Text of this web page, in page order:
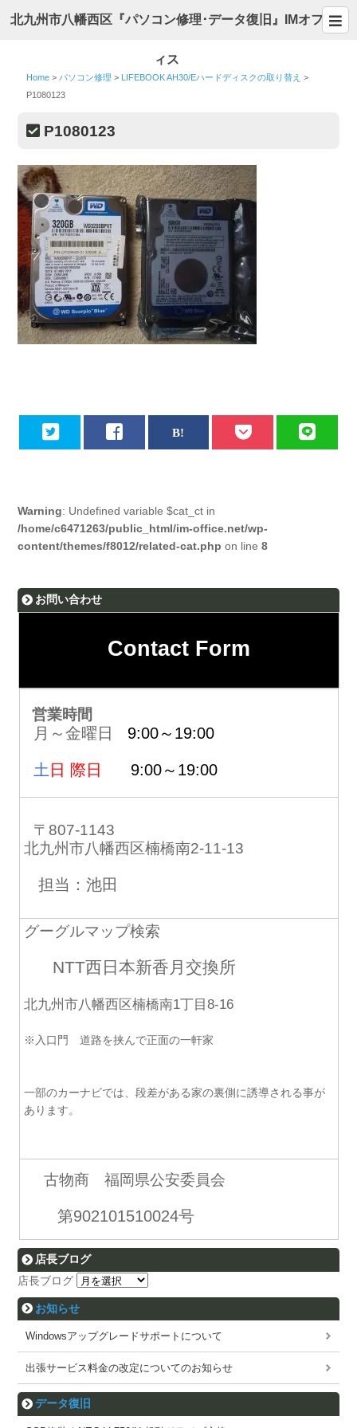
北九州市八幡西区『パソコン修理･データ復旧』IMオフ
ィス
Home > パソコン修理 > LIFEBOOK AH30/Eハードディスクの取り替え >
P1080123
P1080123
Warning: Undefined variable $cat_ct in
/home/c6471263/public_html/im-office.net/wp-
content/themes/f8012/related-cat.php on line8
お問い合わせ
Contact Form
営業時間
月～金曜日 9:00～19:00
土 日 際日 9:00～19:00
〒807-1143
北九州市八幡西区楠橋南2-11-13
担当：池田
グーグルマップ検索
NTT西日本新香月交換所
北九州市八幡西区楠橋南1丁目8-16
※入口門 道路を挟んで正面の一軒家
一部のカーナビでは、段差がある家の裏側に誘導される事が
あります。
古物商 福岡県公安委員会
第902101510024号
店長ブログ
店長ブログ
お知らせ
Windowsアップグレードサポートについて
出張サービス料金の改定についてのお知らせ
データ復旧